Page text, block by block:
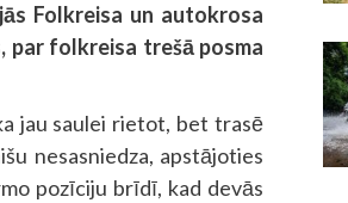
Folkreisa un autokrosa
par folkreisa trešā posma
jau saulei rietot, bet trasē
nesasniedza, apstājoties
pozīciju brīdī, kad devās